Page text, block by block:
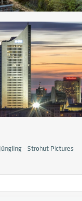
- Strohut Pictures